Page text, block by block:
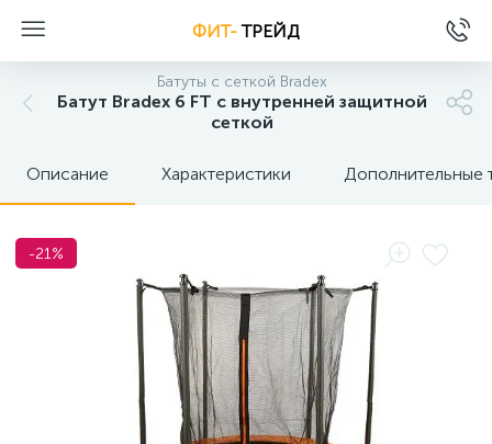
ФИТ-ТРЕЙД
Батуты с сеткой Bradex
Батут Bradex 6 FT с внутренней защитной
сеткой
Описание Характеристики Дополнительные
-21%